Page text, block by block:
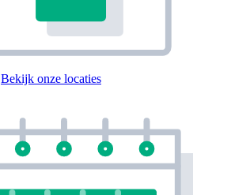
Bekijk onze locaties